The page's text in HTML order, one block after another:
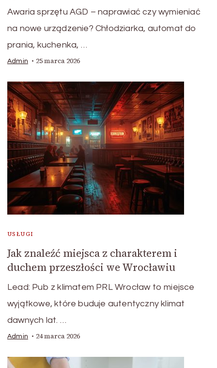
Awaria sprzętu AGD – naprawiać czy wymieniać
na nowe urządzenie? Chłodziarka, automat do
prania, kuchenka, …
Admin 25 marca 2026
USŁUGI
Jak znaleźć miejsca z charakterem i
duchem przeszłości we Wrocławiu
Lead: Pub z klimatem PRL Wrocław to miejsce
wyjątkowe, które buduje autentyczny klimat
dawnych lat. …
Admin 24 marca 2026